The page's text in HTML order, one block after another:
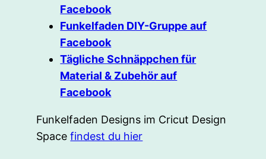
Facebook
Funkelfaden DIY-Gruppe auf
Facebook
Tägliche Schnäppchen für
Material & Zubehör auf
Facebook
Funkelfaden Designs im Cricut Design
Spacefindest du hier